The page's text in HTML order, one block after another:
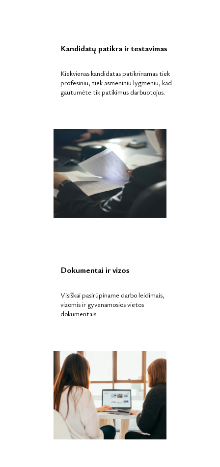
Kandidatų patikra ir testavimas
Kiekvienas kandidatas patikrinamas tiek
profesiniu, tiek asmeniniu lygmeniu, kad
gautumėte tik patikimus darbuotojus.
Dokumentai ir vizos
Visiškai pasirūpiname darbo leidimais,
vizomis ir gyvenamosios vietos
dokumentais.